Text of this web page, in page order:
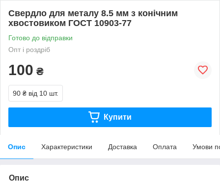
Свердло для металу 8.5 мм з конічним
хвостовиком ГОСТ 10903-77
Готово до відправки
Опт і роздріб
100 ₴
90 ₴ від 10 шт.
Купити
Опис Характеристики Доставка Оплата Умови
Опис